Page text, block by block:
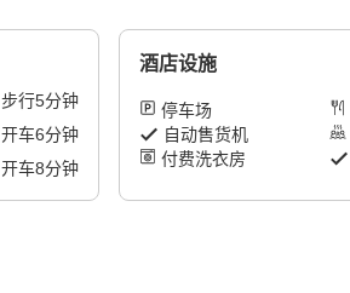
步行5分钟
开车6分钟
开车8分钟
酒店设施
停车场
自动售货机
付费洗衣房